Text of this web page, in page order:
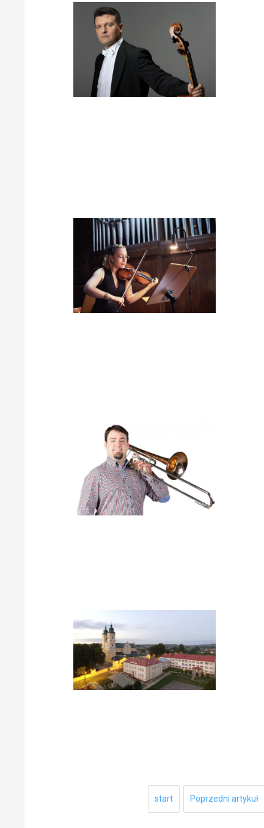
start Poprzedni artykuł